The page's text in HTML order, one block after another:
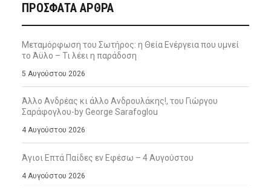
ΠΡΌΣΦΑΤΑ ΆΡΘΡΑ
Μεταμόρφωση του Σωτήρος: η Θεία Ενέργεια που υμνεί
το Άϋλο – Τι λέει η παράδοση
5 Αυγούστου 2026
Άλλο Ανδρέας κι άλλο Ανδρουλάκης!, του Γιώργου
Σαράφογλου-by George Sarafoglou
4 Αυγούστου 2026
Άγιοι Επτά Παίδες εν Εφέσω – 4 Αυγούστου
4 Αυγούστου 2026